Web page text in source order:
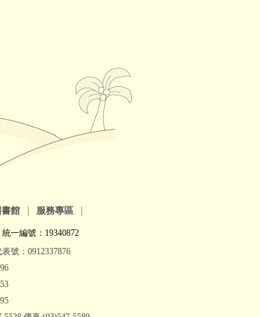
館 服務專區
一編號：19340872
號：0912337876